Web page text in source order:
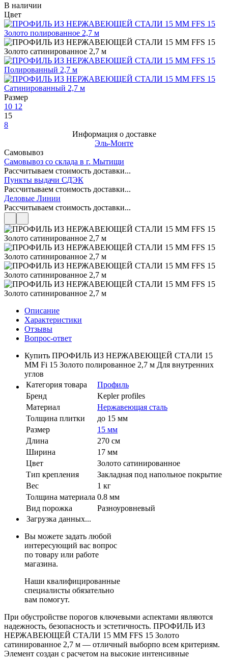
В наличии
Цвет
Размер
10 12
15
8
Информация о доставке
Эль-Монте
Самовывоз
Самовывоз со склада в г. Мытищи
Рассчитываем стоимость доставки...
Пункты выдачи СДЭК
Рассчитываем стоимость доставки...
Деловые Линии
Рассчитываем стоимость доставки...
Описание
Характеристики
Отзывы
Вопрос-ответ
Купить ПРОФИЛЬ ИЗ НЕРЖАВЕЮЩЕЙ СТАЛИ 15
ММ Fi 15 Золото полированное 2,7 м Для внутренних
углов
Категория товара
Профиль
Бренд
Kepler profiles
Материал
Нержавеющая сталь
Толщина плитки
до 15 мм
Размер
15 мм
Длина
270 см
Ширина
17 мм
Цвет
Золото сатинированное
Тип крепления
Закладная под напольное покрытие
Вес
1 кг
Толщина материала 0.8 мм
Вид порожка
Разноуровневый
Загрузка данных...
Вы можете задать любой
интересующий вас вопрос
по товару или работе
магазина.
Наши квалифицированные
специалисты обязательно
вам помогут.
При обустройстве порогов ключевыми аспектами являются
надежность, безопасность и эстетичность. ПРОФИЛЬ ИЗ
НЕРЖАВЕЮЩЕЙ СТАЛИ 15 ММ FFS 15 Золото
сатинированное 2,7 м — отличный выборпо всем критериям.
Элемент создан с расчетом на высокие интенсивные